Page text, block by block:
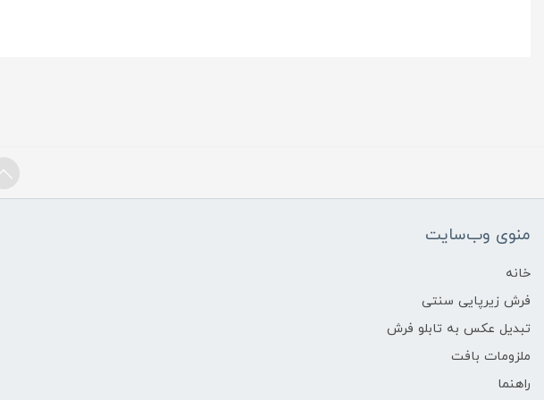
منوی وب‌سایت
خانه
فرش زیرپایی سنتی
تبدیل عکس به تابلو فرش
ملزومات بافت
راهنما